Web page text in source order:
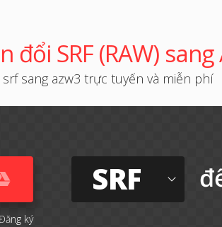
đổi SRF (RAW) sang
sang azw3 trực tuyến và miễn phí
ký
SRF